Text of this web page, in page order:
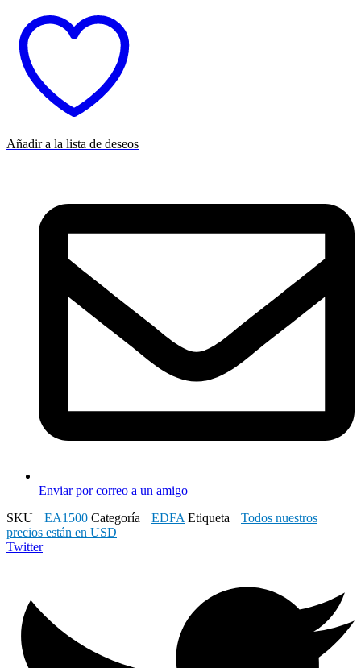
Añadir a la lista de deseos
Enviar por correo a un amigo
SKU
EA1500 Categoría EDFA Etiqueta
Todos nuestros
precios están en USD
Twitter